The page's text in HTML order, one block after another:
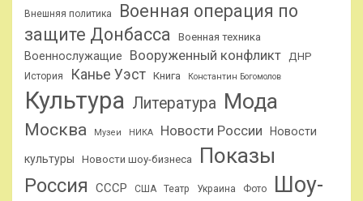
Внешняя политика
Военная операция по
защите Донбасса
Военная техника
Военнослужащие Вооруженный конфликт ДНР
История Канье Уэст Книга Константин Богомолов
Культура Литература Мода
Москва Музеи НИКА Новости России Новости
культуры Новости шоу-бизнеса Показы
Россия СССР США Театр Украина Фото
Шоу-